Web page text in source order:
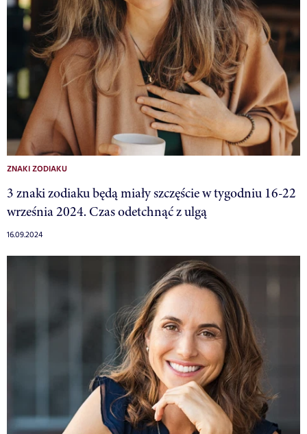
ZNAKI ZODIAKU
3 znaki zodiaku będą miały szczęście w tygodniu 16-22
września 2024. Czas odetchnąć z ulgą
16.09.2024